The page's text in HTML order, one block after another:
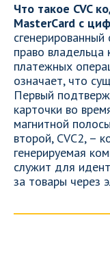
Что такое CVC
MasterCard с
право владельца
платежных
означает, что
Первый
карточки во
магнитной
второй, CVC2, –
генерируемая
служит для
за товары через